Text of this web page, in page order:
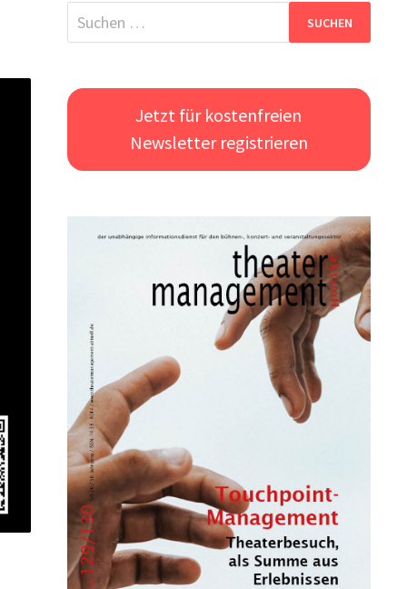
Suchen
nach:
Jetzt für kostenfreien
Newsletter registrieren